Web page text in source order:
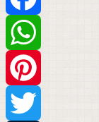
Facebook
WhatsApp
Pinterest